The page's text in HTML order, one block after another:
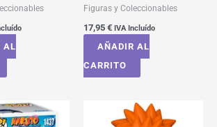
AL
Figuras y Coleccionables
17,95 € IVA Incluído
AÑADIR AL
CARRITO